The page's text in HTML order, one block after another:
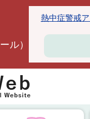
ル）
熱中症警戒